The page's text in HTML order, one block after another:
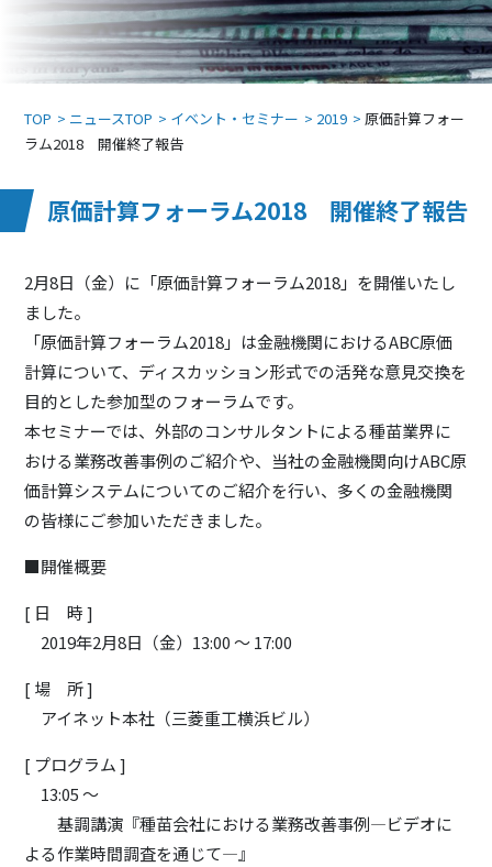
TOP ニュースTOP イベント・セミナー 2019
原価計算フォー
ラム2018 開催終了報告
原価計算フォーラム2018 開催終了報告
2月8日（金）に「原価計算フォーラム2018」を開催いたし
ました。
「原価計算フォーラム2018」は金融機関におけるABC原価
計算について、ディスカッション形式での活発な意見交換を
目的とした参加型のフォーラムです。
本セミナーでは、外部のコンサルタントによる種苗業界に
おける業務改善事例のご紹介や、当社の金融機関向けABC原
価計算システムについてのご紹介を行い、多くの金融機関
の皆様にご参加いただきました。
■開催概要
[ 日 時 ]
2019年2月8日（金）13:00 ～ 17:00
[ 場 所 ]
アイネット本社（三菱重工横浜ビル）
[ プログラム ]
13:05 ～
基調講演『種苗会社における業務改善事例―ビデオに
よる作業時間調査を通じて―』